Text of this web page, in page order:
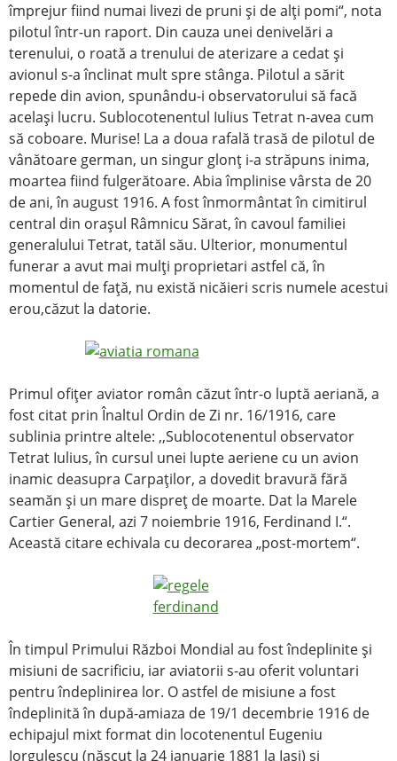
împrejur fiind numai livezi de pruni şi de alţi pomi“, nota
pilotul într-un raport. Din cauza unei denivelări a
terenului, o roată a trenului de aterizare a cedat şi
avionul s-a înclinat mult spre stânga. Pilotul a sărit
repede din avion, spunându-i observatorului să facă
acelaşi lucru. Sublocotenentul Iulius Tetrat n-avea cum
să coboare. Murise! La a doua rafală trasă de pilotul de
vânătoare german, un singur glonţ i-a străpuns inima,
moartea fiind fulgerătoare. Abia împlinise vârsta de 20
de ani, în august 1916. A fost înmormântat în cimitirul
central din oraşul Râmnicu Sărat, în cavoul familiei
generalului Tetrat, tatăl său. Ulterior, monumentul
funerar a avut mai mulţi proprietari astfel că, în
momentul de faţă, nu există nicăieri scris numele acestui
erou,căzut la datorie.
Primul ofiţer aviator român căzut într-o luptă aeriană, a
fost citat prin Înaltul Ordin de Zi nr. 16/1916, care
sublinia printre altele: ,,Sublocotenentul observator
Tetrat Iulius, în cursul unei lupte aeriene cu un avion
inamic deasupra Carpaţilor, a dovedit bravură fără
seamăn şi un mare dispreţ de moarte. Dat la Marele
Cartier General, azi 7 noiembrie 1916, Ferdinand I.“.
Această citare echivala cu decorarea „post-mortem“.
În timpul Primului Război Mondial au fost îndeplinite şi
misiuni de sacrificiu, iar aviatorii s-au oferit voluntari
pentru îndeplinirea lor. O astfel de misiune a fost
îndeplinită în după-amiaza de 19/1 decembrie 1916 de
echipajul mixt format din locotenentul Eugeniu
Iorgulescu (născut la 24 ianuarie 1881 la Iaşi) şi